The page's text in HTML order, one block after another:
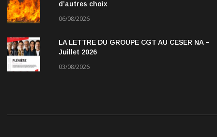
d’autres choix
06/08/2026
LA LETTRE DU GROUPE CGT AU CESER NA –
Juillet 2026
03/08/2026